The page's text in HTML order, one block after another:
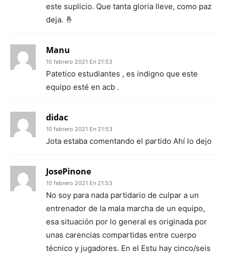
este suplicio. Que tanta gloria lleve, como paz
deja. 🤞
Manu
10 febrero 2021 En 21:53
Patetico estudiantes , es indigno que este
equipo esté en acb .
didac
10 febrero 2021 En 21:53
Jota estaba comentando el partido Ahí lo dejo
JosePinone
10 febrero 2021 En 21:53
No soy para nada partidario de culpar a un
entrenador de la mala marcha de un equipo,
esa situación por lo general es originada por
unas carencias compartidas entre cuerpo
técnico y jugadores. En el Estu hay cinco/seis